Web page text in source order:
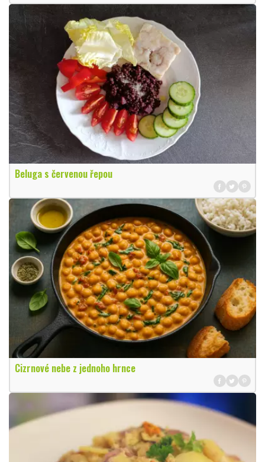
Beluga s červenou řepou
Cizrnové nebe z jednoho hrnce